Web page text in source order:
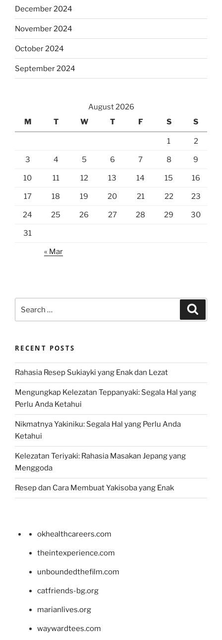
December 2024
November 2024
October 2024
September 2024
August 2026
M
T W T F S S
1 2
3 4 5 6 7 8 9
10 11 12 13 14 15 16
17 18 19 20 21 22 23
24 25 26 27 28 29 30
31
« Mar
for:
RECENT POSTS
Rahasia Resep Sukiayki yang Enak dan Lezat
Mengungkap Kelezatan Teppanyaki: Segala Hal yang
Perlu Anda Ketahui
Nikmatnya Yakiniku: Segala Hal yang Perlu Anda
Ketahui
Kelezatan Teriyaki: Rahasia Masakan Jepang yang
Menggoda
Resep dan Cara Membuat Yakisoba yang Enak
okhealthcareers.com
theintexperience.com
unboundedthefilm.com
catfriends-bg.org
marianlives.org
waywardtees.com